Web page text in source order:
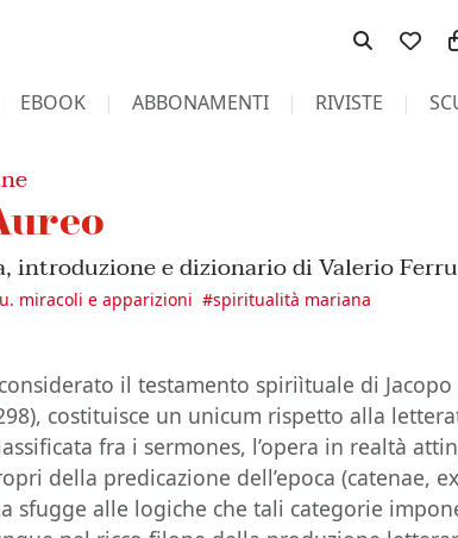
EBOOK ABBONAMENTI RIVISTE
introduzione e dizionario di Valerio
miracoli e apparizioni #spiritualità mariana
il testamento spiriìtuale di Jacopo
costituisce un unicum rispetto alla
fra i sermones, l’opera in realtà
della predicazione dell’epoca (catenae,
sfugge alle logiche che tali categorie